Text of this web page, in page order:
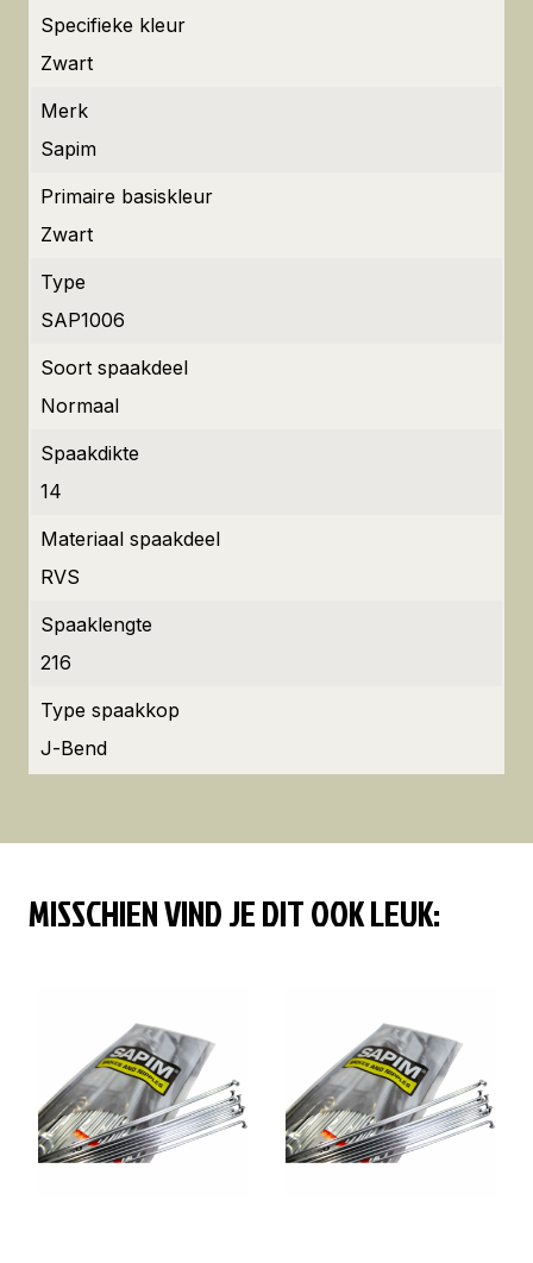
Specifieke kleur
Zwart
Merk
Sapim
Primaire basiskleur
Zwart
Type
SAP1006
Soort spaakdeel
Normaal
Spaakdikte
14
Materiaal spaakdeel
RVS
Spaaklengte
216
Type spaakkop
J-Bend
MISSCHIEN VIND JE DIT OOK LEUK: